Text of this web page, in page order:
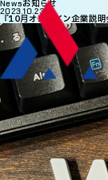
Newsお知らせ
2023.10.23
『10月オンライン企業説